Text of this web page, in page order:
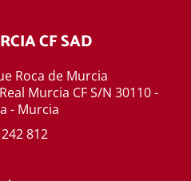
CF SAD
Roca de Murcia
Murcia CF S/N 30110 -
- Murcia
812